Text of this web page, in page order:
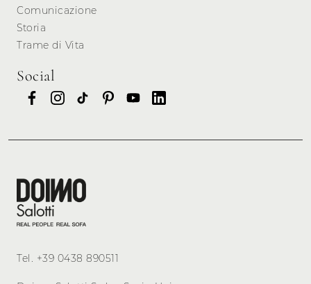
Comunicazione
Storia
Trame di Vita
Social
Tel. +39 0438 890511